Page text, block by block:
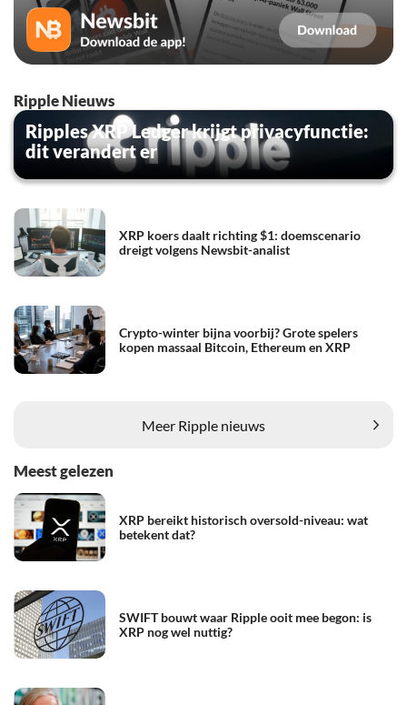
Ripple Nieuws
Ripples XRP Ledger krijgt privacyfunctie:
dit verandert er
XRP koers daalt richting $1: doemscenario
dreigt volgens Newsbit-analist
Crypto-winter bijna voorbij? Grote spelers
kopen massaal Bitcoin, Ethereum en XRP
Meer Ripple nieuws
Meest gelezen
XRP bereikt historisch oversold-niveau: wat
betekent dat?
SWIFT bouwt waar Ripple ooit mee begon: is
XRP nog wel nuttig?